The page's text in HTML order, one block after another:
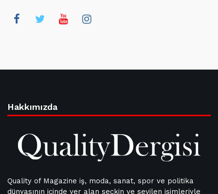
Hakkımızda
Quality of Magazine iş, moda, sanat, spor ve politika
dünyasının içinde yer alan seçkin ve sevilen isimleriyle